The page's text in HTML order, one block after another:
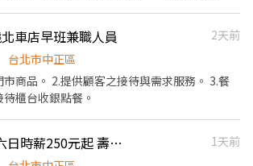
作。 餐飲內場： ．擔任廚師的助手，處理烹飪
與其他餐廳相關事務。 ．負責洗、剝、削、
清理工作環境、設備和餐具。 ．準備不同餐點
助測量食材的容量與重量。 ．負責擺盤、打包
車店早班兼職人員
2天前
台北市中正區
商品。 2.提供顧客之接待與需求服務。 3.餐
櫃台收銀點餐。
平日時薪230元 六日時薪250元起 壽司郎台北館前路店 開早閉店兼職
1天前